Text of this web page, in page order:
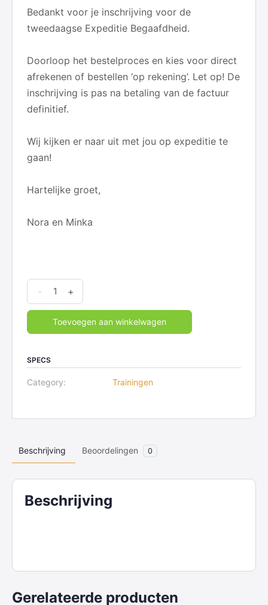
Bedankt voor je inschrijving voor de
tweedaagse Expeditie Begaafdheid.
Doorloop het bestelproces en kies voor direct
afrekenen of bestellen ‘op rekening’. Let op! De
inschrijving is pas na betaling van de factuur
definitief.
Wij kijken er naar uit met jou op expeditie te
gaan!
Hartelijke groet,
Nora en Minka
Tweedaagse
Expeditie
Begaafdheid
quantity
- +
Toevoegen aan winkelwagen
SPECS
Category: Trainingen
Beschrijving Beoordelingen 0
Beschrijving
Gerelateerde producten